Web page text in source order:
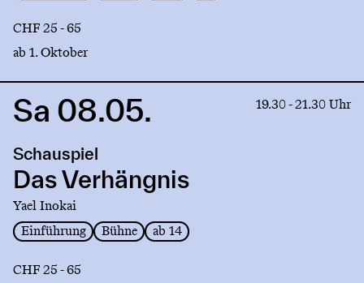
CHF 25 - 65
ab 1. Oktober
Link
Das
Verhängnis
Sa 08.05. 19.30 - 21.30 Uhr
Schauspiel
Das Verhängnis
Yael Inokai
Einführung
Bühne ab 14
CHF 25 - 65